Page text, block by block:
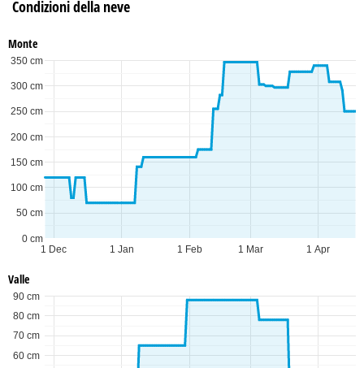
Condizioni della neve
Monte
1 Dec 1 Jan 1 Feb 1 Mar 1 Apr
0 cm
50 cm
100 cm
150 cm
200 cm
250 cm
300 cm
350 cm
Valle
60 cm
70 cm
80 cm
90 cm